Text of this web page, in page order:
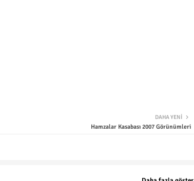
DAHA YENI
Hamzalar Kasabası 2007 Görünümleri